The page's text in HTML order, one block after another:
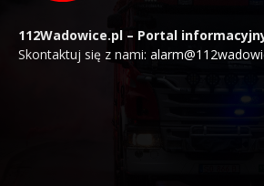
112Wadowice.pl – Portal
Skontaktuj się z nami: